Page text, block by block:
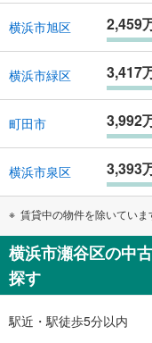
横浜市旭区 2,459
横浜市緑区 3,417
町田市 3,992
横浜市泉区 3,393
賃貸中の物件を除いていま
横浜市瀬谷区の中
探す
駅近・駅徒歩5分以内